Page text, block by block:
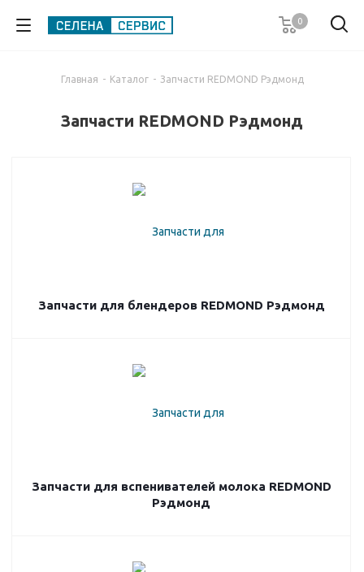
0
Главная - Каталог - Запчасти REDMOND Рэдмонд
Запчасти REDMOND Рэдмонд
Запчасти для блендеров REDMOND Рэдмонд
Запчасти для вспенивателей молока REDMOND
Рэдмонд